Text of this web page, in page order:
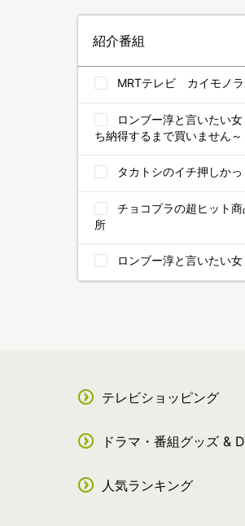
紹介番組
MRTテレビ カイモノ
ロンブー淳と言いたい
ち納得するまで買いません～
タカトシのイチ押しかっ
チョコプラの超ヒット
所
ロンブー淳と言いたい女
テレビショッピング
ドラマ・番組グッズ &
人気ランキング